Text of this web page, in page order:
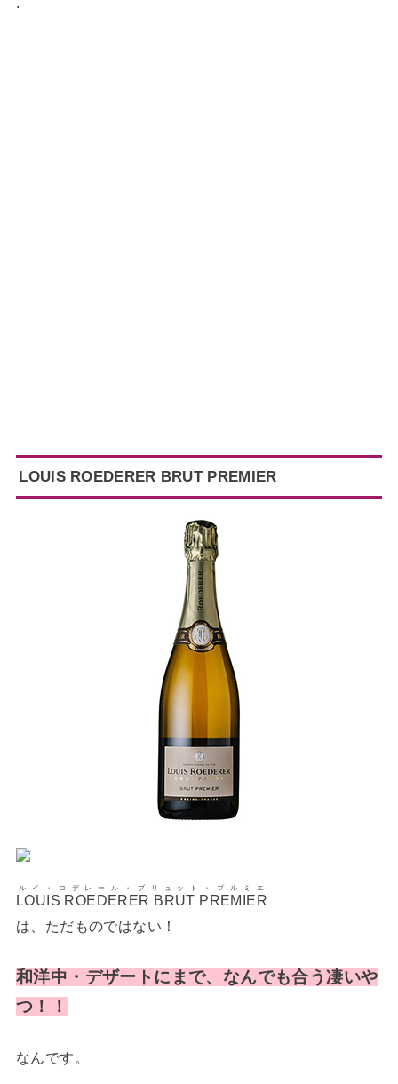
LOUIS ROEDERER BRUT PREMIER
LOUIS ROEDERER BRUT PREMIER
ルイ・ロデレール・ブリュット・プルミエ
は、ただものではない！
和洋中・デザートにまで、なんでも合う凄いや
つ！！
なんです。